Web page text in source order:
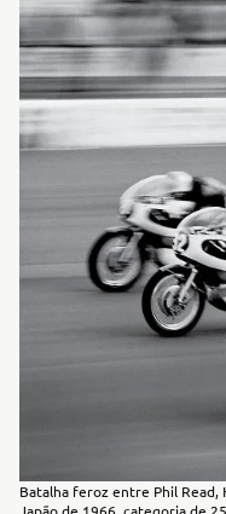
Batalha feroz entre Phil Read,
Japão de 1966, categoria de